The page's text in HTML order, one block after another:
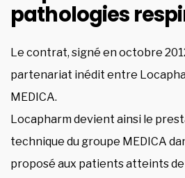
pathologies
Le contrat, signé en octobre
partenariat inédit entre
MEDICA.
Locapharm devient ainsi le
technique du groupe MEDICA
proposé aux patients atteints